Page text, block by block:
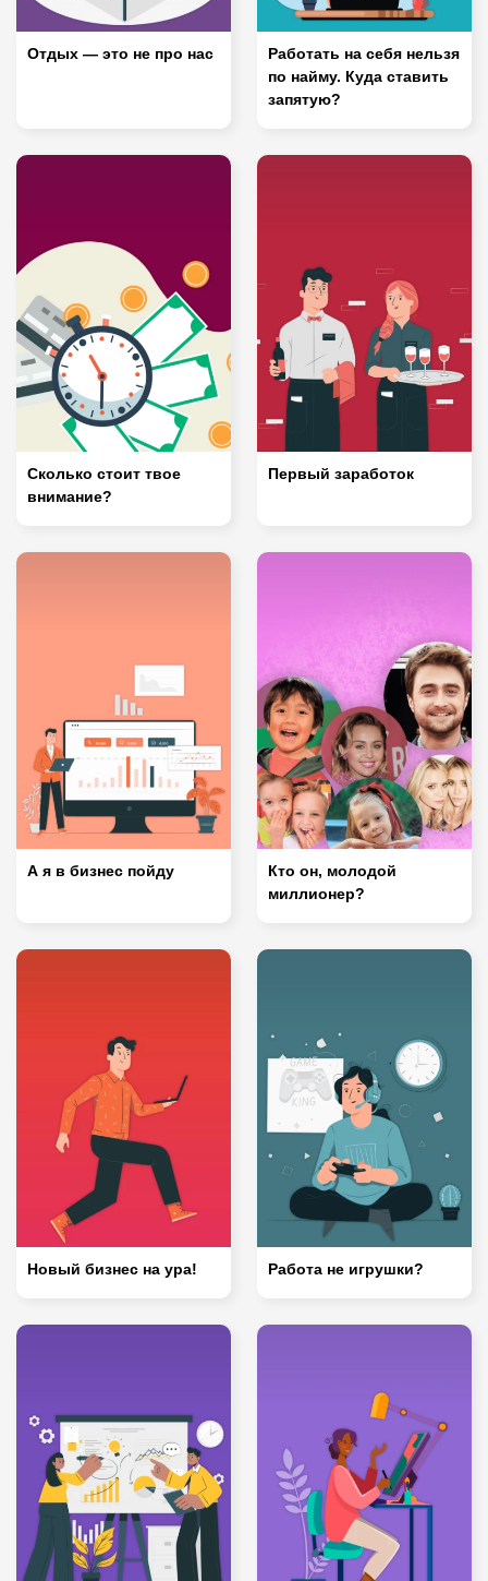
Отдых — это не про нас
Работать на себя нельзя
по найму. Куда ставить
запятую?
Сколько стоит твое
внимание?
Первый заработок
А я в бизнес пойду
Кто он, молодой
миллионер?
Новый бизнес на ура! Работа не игрушки?